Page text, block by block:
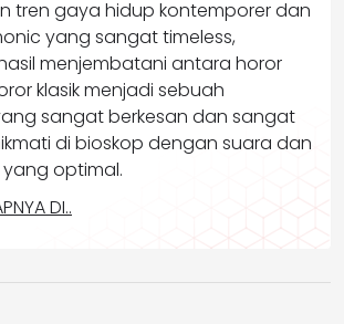
tren gaya hidup kontemporer dan
yang sangat timeless,
menjembatani antara horor
klasik menjadi sebuah
sangat berkesan dan sangat
di bioskop dengan suara dan
optimal.
DI..